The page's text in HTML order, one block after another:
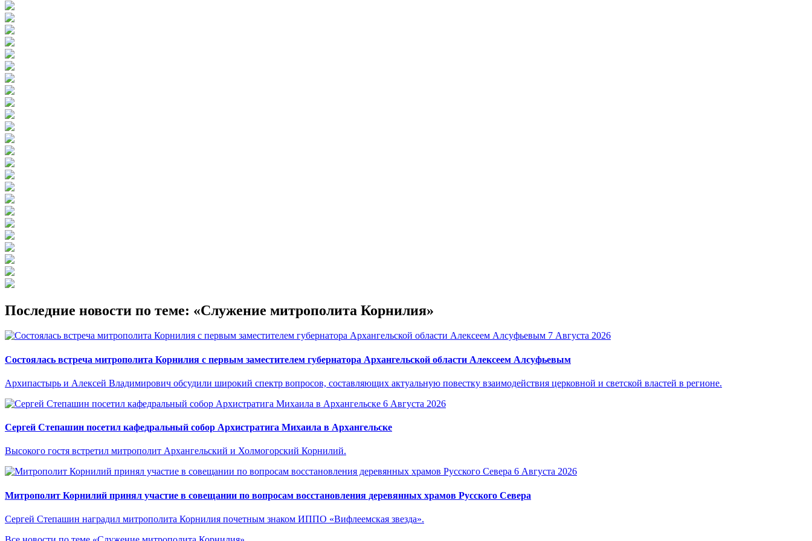
Последние новости по теме: «Служение митрополита Корнилия»
7 Августа 2026
Состоялась встреча митрополита Корнилия с первым заместителем губернатора Архангельской области Алексеем Алсуфьевым
Архипастырь и Алексей Владимирович обсудили широкий спектр вопросов, составляющих актуальную повестку взаимодействия церковной и светской властей в регионе.
6 Августа 2026
Сергей Степашин посетил кафедральный собор Архистратига Михаила в Архангельске
Высокого гостя встретил митрополит Архангельский и Холмогорский Корнилий.
6 Августа 2026
Митрополит Корнилий принял участие в совещании по вопросам восстановления деревянных храмов Русского Севера
Сергей Степашин наградил митрополита Корнилия почетным знаком ИППО «Вифлеемская звезда».